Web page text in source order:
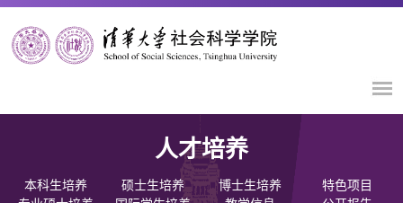
人才培养
本科生培养 硕士生培养 博士生培养
特色项目